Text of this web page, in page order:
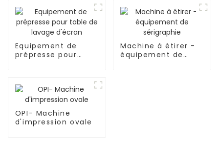
Equipement de
prépresse pour
Machine à étirer -
équipement de
OPI- Machine
d'impression ovale